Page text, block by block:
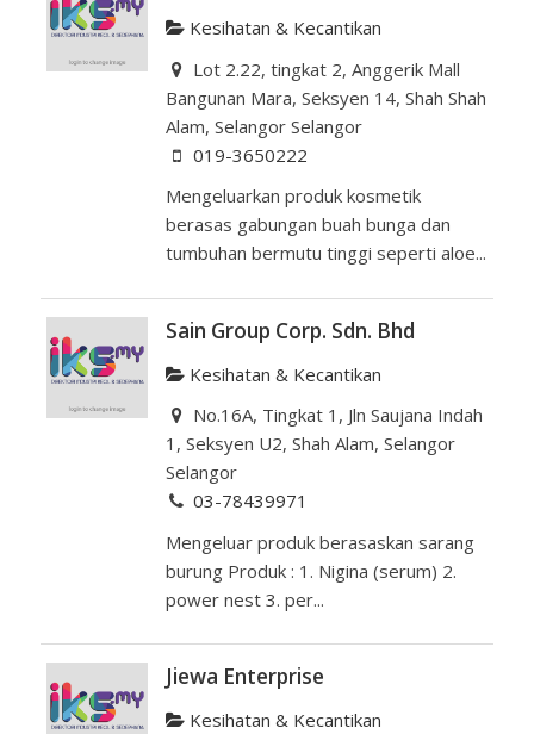
Kesihatan & Kecantikan
Lot 2.22, tingkat 2, Anggerik Mall
Bangunan Mara, Seksyen 14, Shah Shah
Alam, Selangor Selangor
019-3650222
Mengeluarkan produk kosmetik
berasas gabungan buah bunga dan
tumbuhan bermutu tinggi seperti aloe...
Sain Group Corp. Sdn. Bhd
Kesihatan & Kecantikan
No.16A, Tingkat 1, Jln Saujana Indah
1, Seksyen U2, Shah Alam, Selangor
Selangor
03-78439971
Mengeluar produk berasaskan sarang
burung Produk : 1. Nigina (serum) 2.
power nest 3. per...
Jiewa Enterprise
Kesihatan & Kecantikan